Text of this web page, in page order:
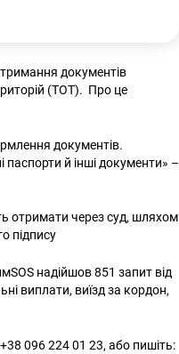
документів
(ТОТ). Про це
документів.
паспорти й інші документи» –
отримати через суд, шляхом
підпису
надійшов 851 запит від
виплати, виїзд за кордон,
096 224 01 23, або пишіть: